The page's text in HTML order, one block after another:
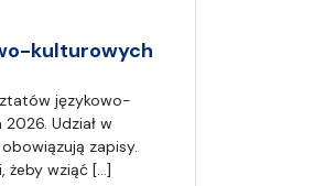
kulturowych
językowo-
Udział w
zapisy.
żeby wziąć […]